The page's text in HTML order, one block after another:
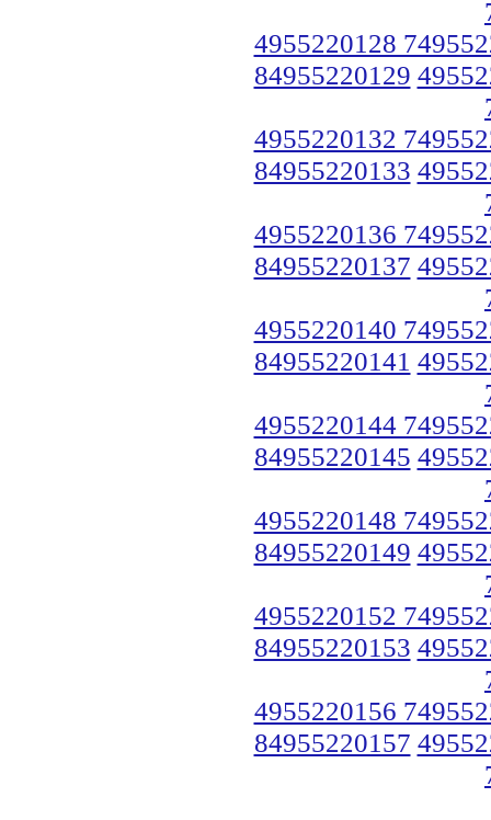
4955220128
84955220129
4955220132
84955220133
4955220136
84955220137
4955220140
84955220141
4955220144
84955220145
4955220148
84955220149
4955220152
84955220153
4955220156
84955220157